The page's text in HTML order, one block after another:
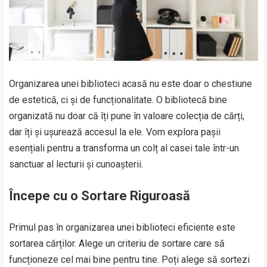
Organizarea unei biblioteci acasă nu este doar o chestiune
de estetică, ci și de funcționalitate. O bibliotecă bine
organizată nu doar că îți pune în valoare colecția de cărți,
dar îți și ușurează accesul la ele. Vom explora pașii
esențiali pentru a transforma un colț al casei tale într-un
sanctuar al lecturii și cunoașterii.
Începe cu o Sortare Riguroasă
Primul pas în organizarea unei biblioteci eficiente este
sortarea cărților. Alege un criteriu de sortare care să
funcționeze cel mai bine pentru tine. Poți alege să sortezi